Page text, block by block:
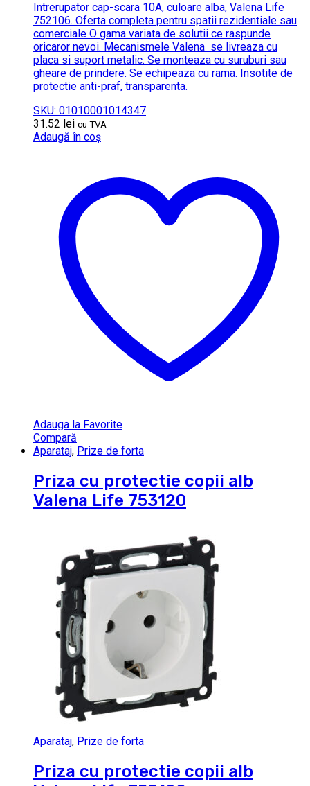
Intrerupator cap-scara 10A, culoare alba, Valena Life
752106. Oferta completa pentru spatii rezidentiale sau
comerciale O gama variata de solutii ce raspunde
oricaror nevoi. Mecanismele Valena se livreaza cu
placa si suport metalic. Se monteaza cu suruburi sau
gheare de prindere. Se echipeaza cu rama. Insotite de
protectie anti-praf, transparenta.
SKU: 01010001014347
31.52 lei cu TVA
Adaugă în coș
Adauga la Favorite
Compară
Aparataj, Prize de forta
Priza cu protectie copii alb
Valena Life 753120
Aparataj, Prize de forta
Priza cu protectie copii alb